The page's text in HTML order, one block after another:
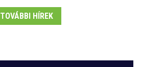
TOVÁBBI HÍREK